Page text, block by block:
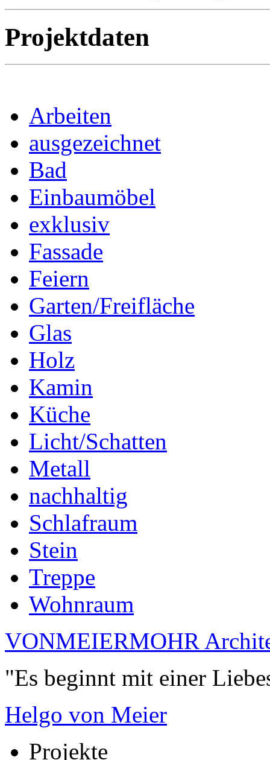
Projektdaten
Arbeiten
ausgezeichnet
Bad
Einbaumöbel
exklusiv
Fassade
Feiern
Garten/Freifläche
Glas
Holz
Kamin
Küche
Licht/Schatten
Metall
nachhaltig
Schlafraum
Stein
Treppe
Wohnraum
VONMEIERMOHR
"Es beginnt mit einer
Helgo von Meier
Projekte